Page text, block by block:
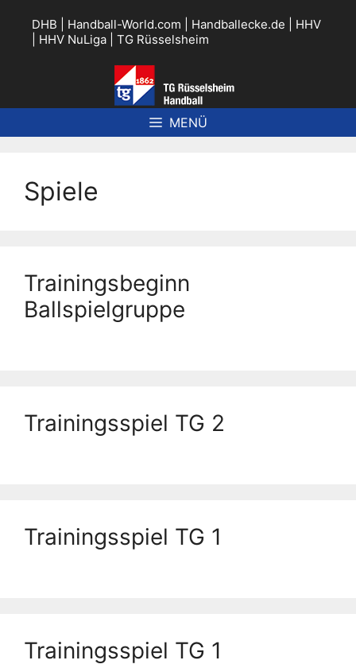
springen
DHB Handball-World.com Handballecke.de
HHV
HHV NuLiga TG Rüsselsheim
MENÜ
Spiele
Trainingsbeginn
Ballspielgruppe
Trainingsspiel TG 2
Trainingsspiel TG 1
Trainingsspiel TG 1